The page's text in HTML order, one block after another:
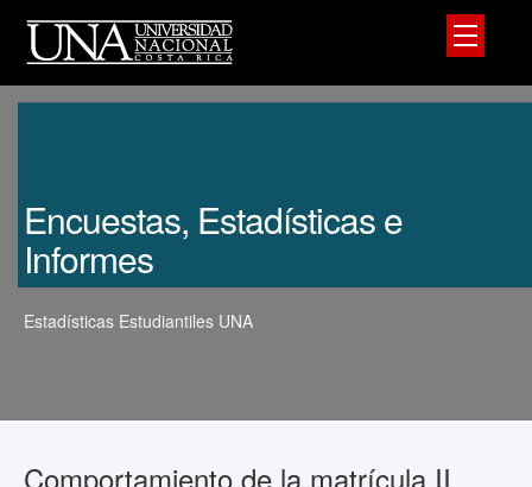
Encuestas, Estadísticas e
Informes
Estadísticas Estudiantiles UNA
Comportamiento de la matrícula II